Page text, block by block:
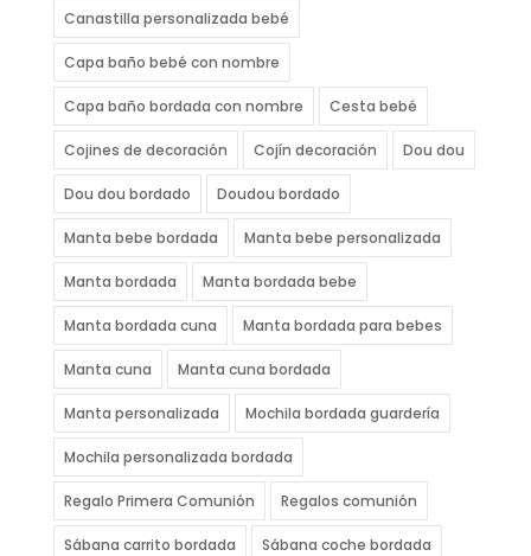
Canastilla personalizada bebé
Capa baño bebé con nombre
Capa baño bordada con nombre Cesta bebé
Cojines de decoración Cojín decoración Dou dou
Dou dou bordado Doudou bordado
Manta bebe bordada Manta bebe personalizada
Manta bordada Manta bordada bebe
Manta bordada cuna Manta bordada para bebes
Manta cuna Manta cuna bordada
Manta personalizada Mochila bordada guardería
Mochila personalizada bordada
Regalo Primera Comunión Regalos comunión
Sábana carrito bordada Sábana coche bordada